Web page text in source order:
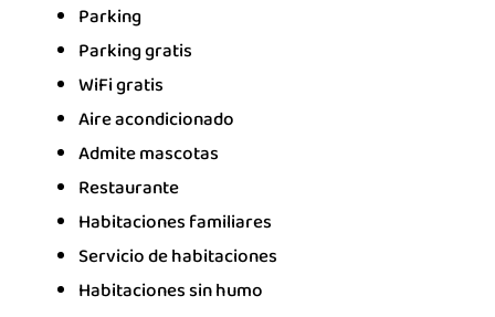
Parking
Parking gratis
WiFi gratis
Aire acondicionado
Admite mascotas
Restaurante
Habitaciones familiares
Servicio de habitaciones
Habitaciones sin humo